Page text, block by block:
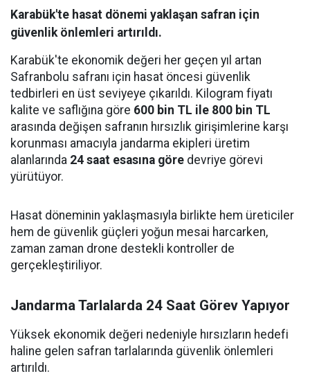
Karabük'te hasat dönemi yaklaşan safran için
güvenlik önlemleri artırıldı.
Karabük'te ekonomik değeri her geçen yıl artan
Safranbolu safranı için hasat öncesi güvenlik
tedbirleri en üst seviyeye çıkarıldı. Kilogram fiyatı
kalite ve saflığına göre 600 bin TL ile 800 bin TL
arasında değişen safranın hırsızlık girişimlerine karşı
korunması amacıyla jandarma ekipleri üretim
alanlarında 24 saat esasına göre devriye görevi
yürütüyor.
Hasat döneminin yaklaşmasıyla birlikte hem üreticiler
hem de güvenlik güçleri yoğun mesai harcarken,
zaman zaman drone destekli kontroller de
gerçekleştiriliyor.
Jandarma Tarlalarda 24 Saat Görev Yapıyor
Yüksek ekonomik değeri nedeniyle hırsızların hedefi
haline gelen safran tarlalarında güvenlik önlemleri
artırıldı.